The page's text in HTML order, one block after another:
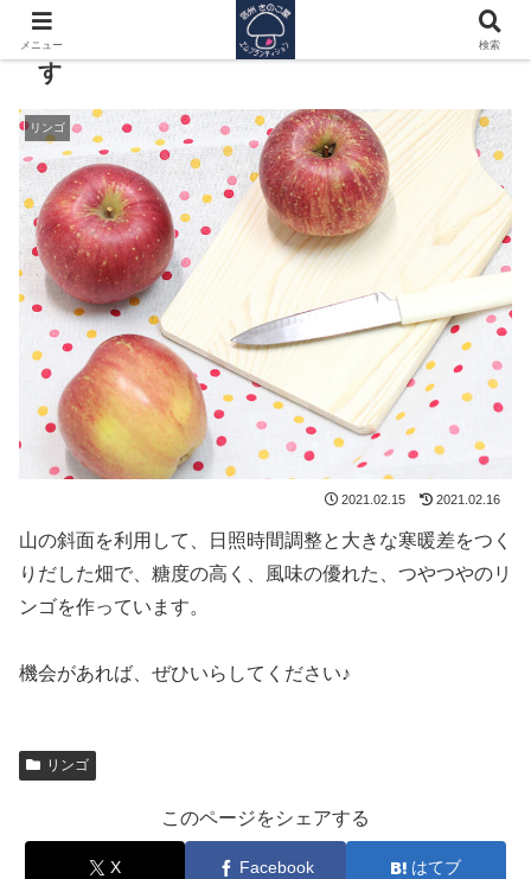
信州で最高に美味しいリンゴを作っていま
す
リンゴ
2021.02.15 2021.02.16
山の斜面を利用して、日照時間調整と大きな寒暖差をつく
りだした畑で、糖度の高く、風味の優れた、つやつやのリ
ンゴを作っています。
機会があれば、ぜひいらしてください♪
リンゴ
このページをシェアする
X Facebook はてブ
メニュー 検索